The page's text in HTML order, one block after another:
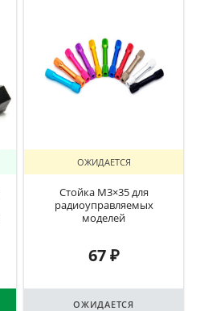
ОЖИДАЕТСЯ
Стойка М3×35 для
радиоуправляемых
моделей
67₽
ОЖИДАЕТСЯ